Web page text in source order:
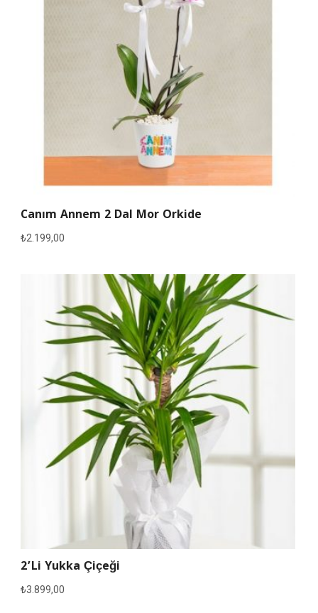
Canım Annem 2 Dal Mor Orkide
₺2.199,00
2’li Yukka Çiçeği
₺3.899,00